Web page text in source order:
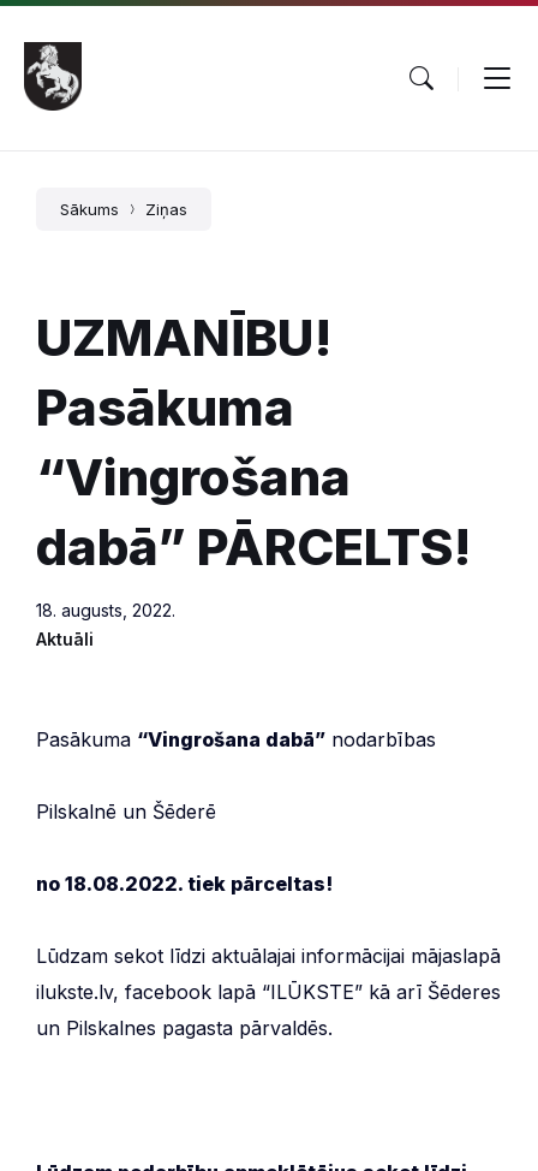
Pāriet
saturu
Skip
main
navigation
Skip
footer
Sākums Ziņas
UZMANĪBU!
Pasākuma
“Vingrošana
dabā” PĀRCELTS!
18. augusts, 2022.
Aktuāli
Pasākuma “Vingrošana dabā” nodarbības
Pilskalnē un Šēderē
no 18.08.2022. tiek pārceltas!
Lūdzam sekot līdzi aktuālajai informācijai mājaslapā
ilukste.lv, facebook lapā “ILŪKSTE” kā arī Šēderes
un Pilskalnes pagasta pārvaldēs.